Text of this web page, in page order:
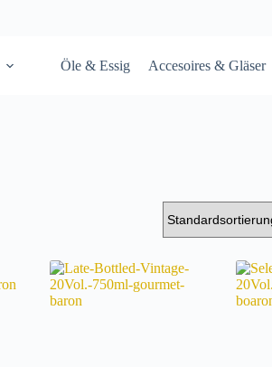
Öle & Essig Accesoires & Gläser